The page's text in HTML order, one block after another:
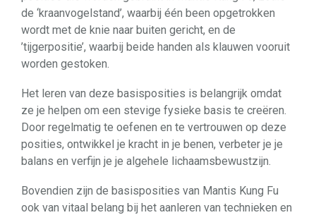
de ‘kraanvogelstand’, waarbij één been opgetrokken
wordt met de knie naar buiten gericht, en de
’tijgerpositie’, waarbij beide handen als klauwen vooruit
worden gestoken.
Het leren van deze basisposities is belangrijk omdat
ze je helpen om een stevige fysieke basis te creëren.
Door regelmatig te oefenen en te vertrouwen op deze
posities, ontwikkel je kracht in je benen, verbeter je je
balans en verfijn je je algehele lichaamsbewustzijn.
Bovendien zijn de basisposities van Mantis Kung Fu
ook van vitaal belang bij het aanleren van technieken en